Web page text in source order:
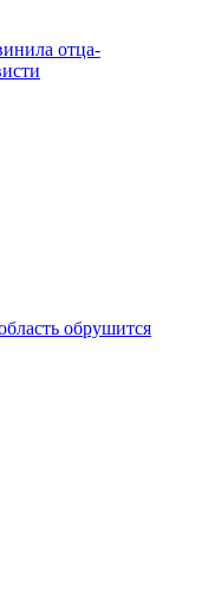
отца-
обрушится